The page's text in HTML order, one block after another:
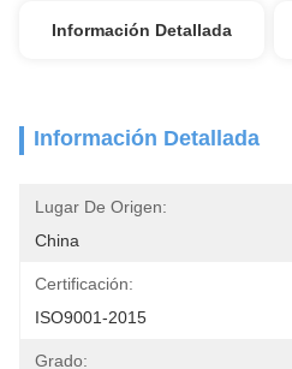
Información Detallada
Información Detallada
Lugar De Origen:
China
Certificación:
ISO9001-2015
Grado: